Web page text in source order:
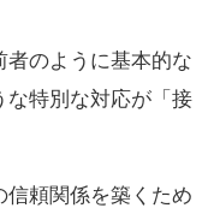
のように基本的な
な特別な対応が「接
頼関係を築くため